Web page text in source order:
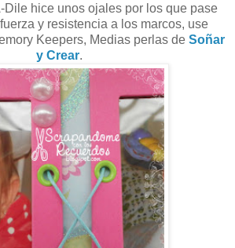
Dile hice unos ojales por los que pase
y resistencia a los marcos, use
Keepers, Medias perlas de Soñar
y Crear.